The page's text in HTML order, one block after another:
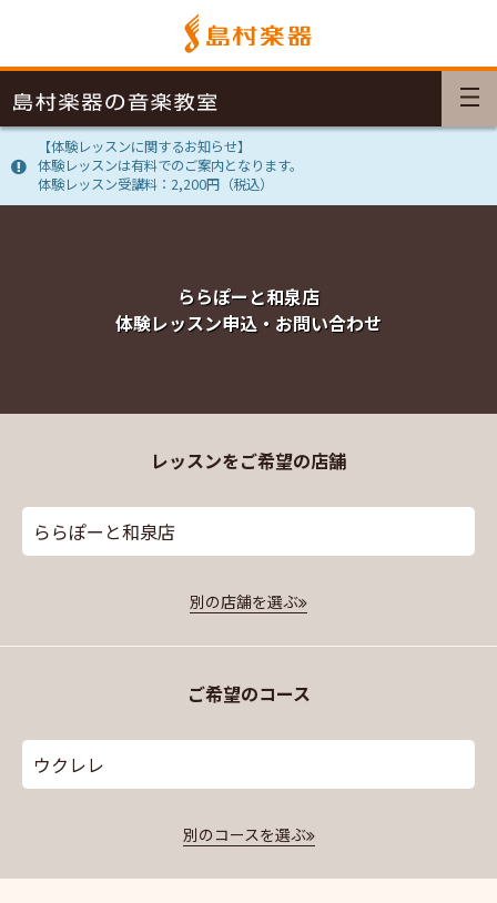
【体験レッスンに関するお知らせ】
体験レッスンは有料でのご案内となります。
体験レッスン受講料：2,200円（税込）
ららぽーと和泉店
体験レッスン申込・お問い合わせ
レッスンをご希望の店舗
ららぽーと和泉店
別の店舗を選ぶ
ご希望のコース
ウクレレ
別のコースを選ぶ